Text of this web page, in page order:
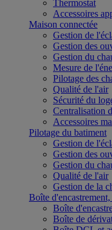
Thermostat
Accessoires
Maison connectée
Gestion de
Gestion des
Gestion du
Mesure de
Pilotage des
Qualité de l'air
Sécurité du
Centralisation
Accessoires
Pilotage du batiment
Gestion de
Gestion des
Gestion du
Qualité de l'air
Gestion de la
Boîte
Boîte
Boîte de